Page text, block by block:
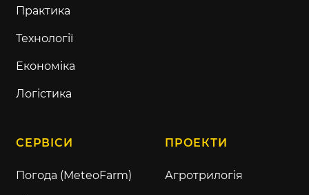
Практика
Технології
Економіка
Логістика
СЕРВІСИ
Погода (MeteoFarm)
ПРОЕКТИ
Агротрилогія